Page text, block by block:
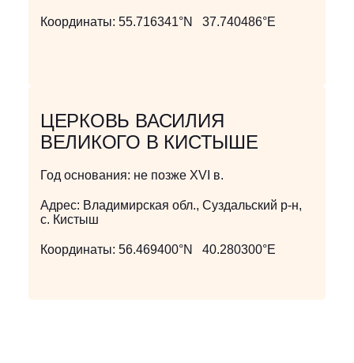
Координаты: 55.716341°N 37.740486°E
ЦЕРКОВЬ ВАСИЛИЯ
ВЕЛИКОГО В КИСТЫШЕ
Год основания: не позже XVI в.
Адрес: Владимирская обл., Суздальский р-н,
с. Кистыш
Координаты: 56.469400°N 40.280300°E